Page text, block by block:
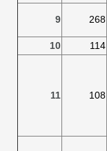
9 268
10 114
11 108